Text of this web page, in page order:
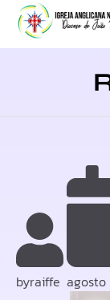
byraiffe agosto